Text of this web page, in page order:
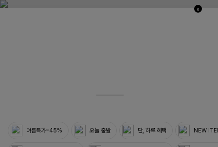
0
여름특가~45% 오늘 출발 단, 하루 혜택 NEW